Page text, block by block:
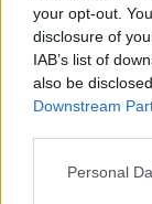
your opt-out.
disclosure of
IAB’s list of
also be
Downstream
Personal
Támogasd a